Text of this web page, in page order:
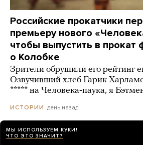
Российские прокатчики
премьеру нового
чтобы выпустить в прокат
о Колобке
Зрители обрушили его рейтинг
Озвучивший хлеб Гарик
***** на Человека-паука, я
ИСТОРИИ день назад
МЫ ИСПОЛЬЗУЕМ КУКИ!
ЧТО ЭТО ЗНАЧИТ?